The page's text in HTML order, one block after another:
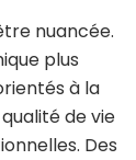
nuancée.
plus
à la
de vie
Des